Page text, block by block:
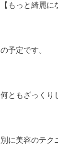
【もっと綺麗に
の予定です。
何ともざっくり
別に美容のテク